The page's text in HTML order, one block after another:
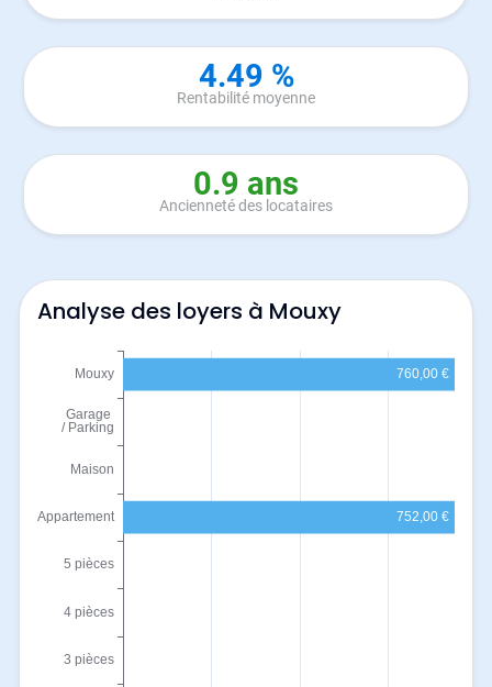
4.49 %
Rentabilité moyenne
0.9 ans
Ancienneté des locataires
Analyse des loyers à Mouxy